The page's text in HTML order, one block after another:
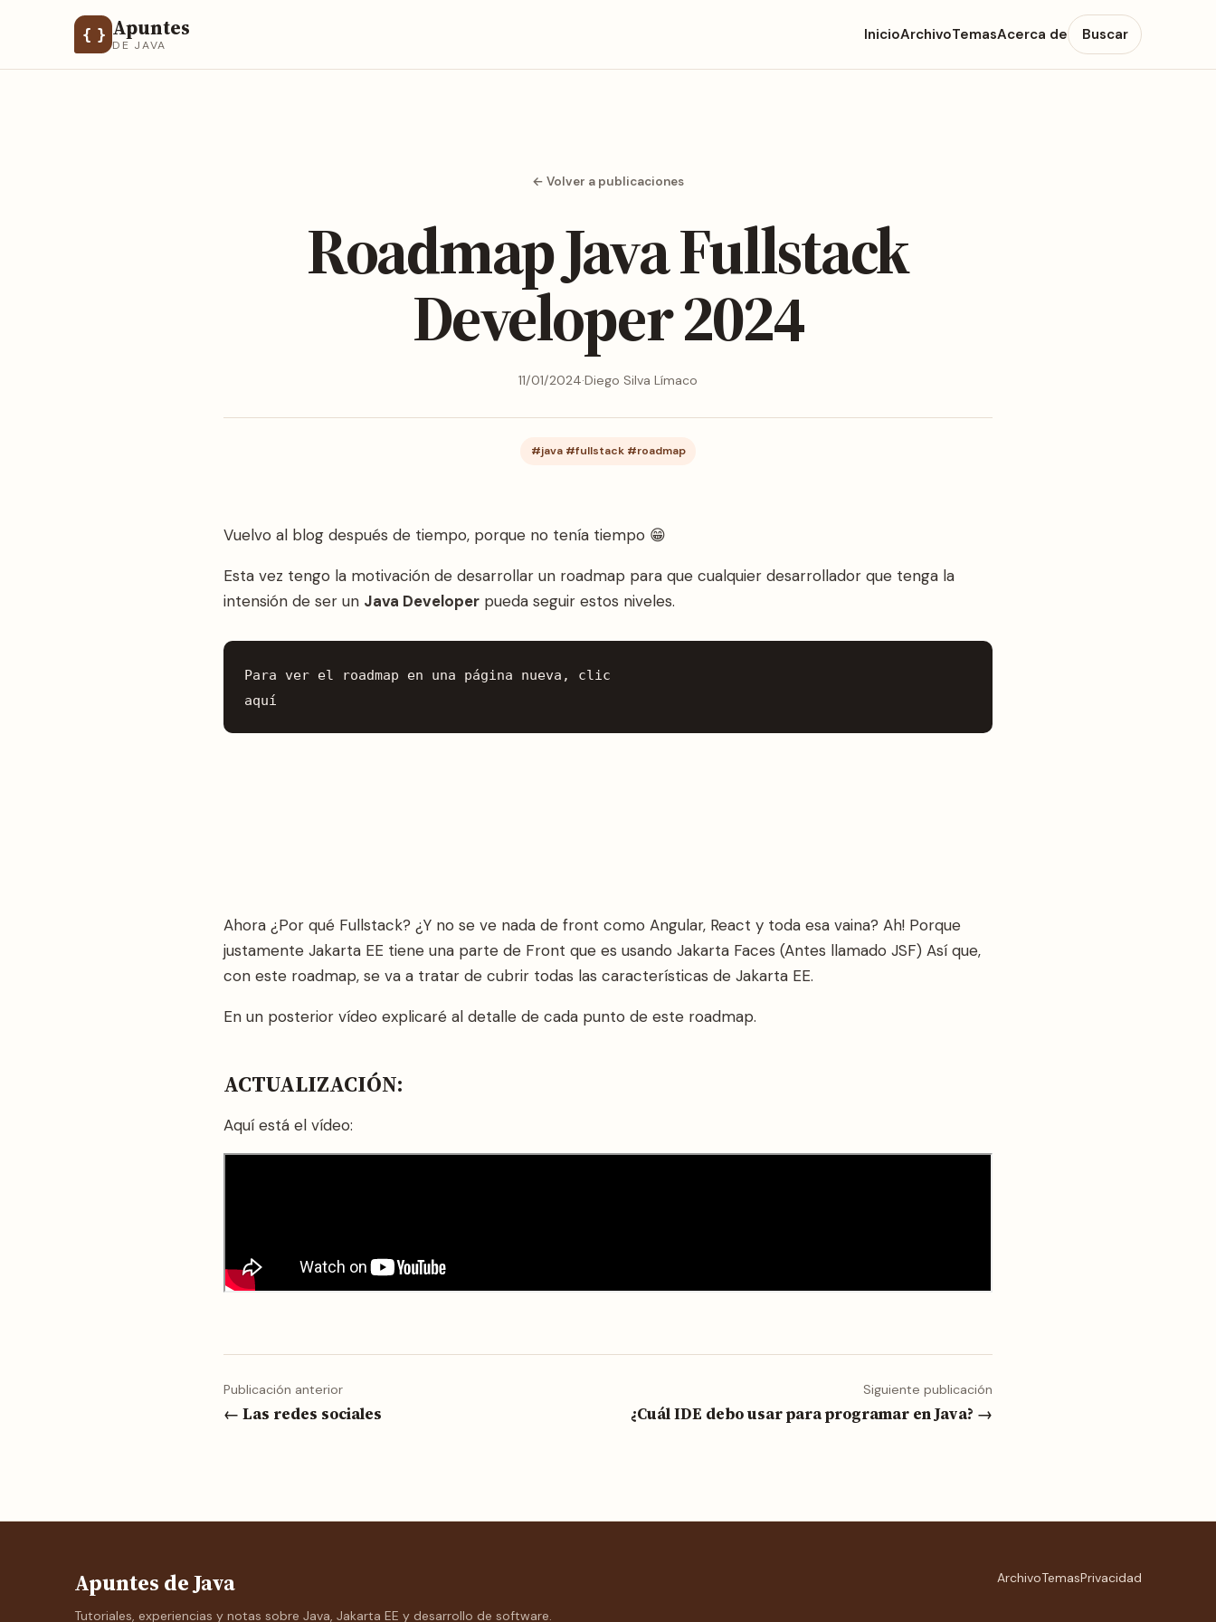
{ } Apuntes
DE JAVA
InicioArchivoTemasAcerca de Buscar
← Volver a publicaciones
Roadmap Java Fullstack
Developer 2024
11/01/2024·Diego Silva Límaco
#java #fullstack #roadmap
Vuelvo al blog después de tiempo, porque no tenía tiempo 😁
Esta vez tengo la motivación de desarrollar un roadmap para que cualquier desarrollador que tenga la
intensión de ser un Java Developer pueda seguir estos niveles.
Para ver el roadmap en una página nueva, clic
Ahora ¿Por qué Fullstack? ¿Y no se ve nada de front como Angular, React y toda esa vaina? Ah! Porque
justamente Jakarta EE tiene una parte de Front que es usando Jakarta Faces (Antes llamado JSF) Así que,
con este roadmap, se va a tratar de cubrir todas las características de Jakarta EE.
En un posterior vídeo explicaré al detalle de cada punto de este roadmap.
ACTUALIZACIÓN:
Aquí está el vídeo:
Publicación anterior
← Las redes sociales
Siguiente publicación
¿Cuál IDE debo usar para programar en Java? →
Apuntes de Java
Tutoriales, experiencias y notas sobre Java, Jakarta EE y desarrollo de software.
ArchivoTemasPrivacidad